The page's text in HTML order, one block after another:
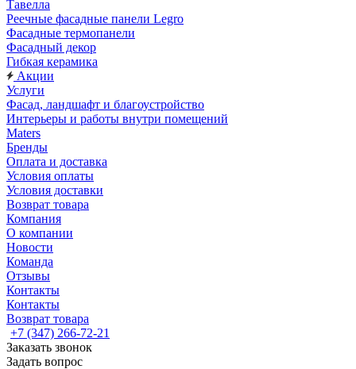
Тавелла
Реечные фасадные панели Legro
Фасадные термопанели
Фасадный декор
Гибкая керамика
Акции
Услуги
Фасад, ландшафт и благоустройство
Интерьеры и работы внутри помещений
Maters
Бренды
Оплата и доставка
Условия оплаты
Условия доставки
Возврат товара
Компания
О компании
Новости
Команда
Отзывы
Контакты
Контакты
Возврат товара
+7 (347) 266-72-21
Заказать звонок
Задать вопрос